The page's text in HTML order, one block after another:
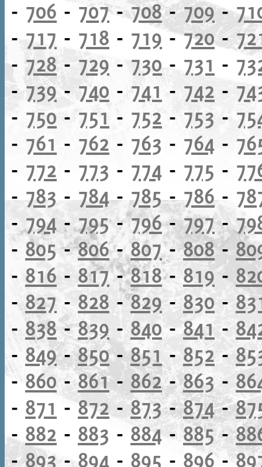
- 706 - 707-708-709-
-717 - 718 - 719-720-
- 728 -729 - 730 - 731 -
-739-740 - 741 - 742 -
- 750 - 751 - 752 - 753 -
- 761 - 762 - 763 - 764 -
- 772 - 773 - 774 - 775 -
-783 -784-785-786-
- 794 -795-796-797-
- 805-806-807-808-
- 816 - 817-818- 819-
-827 -828 -829- 830 -
- 838-839 - 840-841 -
- 849-850-851 - 852 -
- 860 -861- 862-863-
- 871 -872 -873-874-
- 882 - 883 - 884-885-
-893-894 - 895 - 896-